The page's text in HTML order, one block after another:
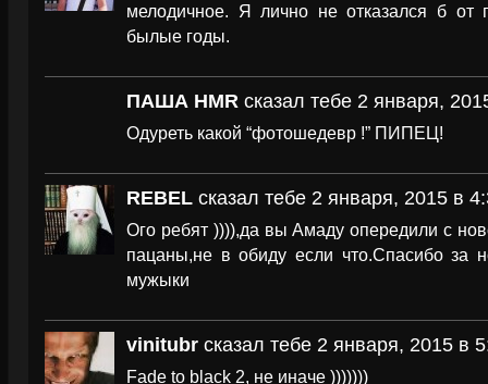
мелодичное. Я лично не отказался б от
былые годы.
ПАША HMR сказал тебе 2 января,
Одуреть какой “фотошедевр !” ПИПЕЦ!
REBEL сказал тебе 2 января, 2015 в
Ого ребят )))),да вы Амаду опередили с
пацаны,не в обиду если что.Спасибо за
мужыки
vinitubr сказал тебе 2 января, 2015 в
Fade to black 2, не иначе )))))))